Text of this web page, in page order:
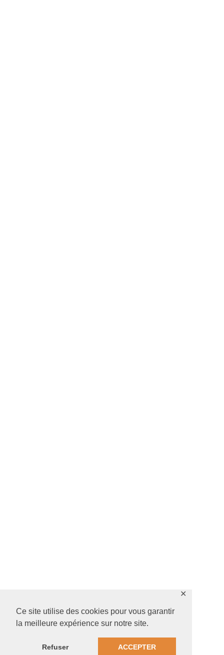
Ce site utilise des cookies pour vous garantir
la meilleure expérience sur notre site.
Refuser ACCEPTER
✕